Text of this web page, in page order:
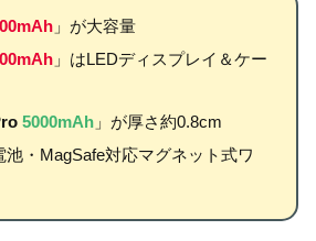
」が大容量
」はLEDディスプレイ＆ケー
5000mAh」が厚さ約0.8cm
・MagSafe対応マグネット式ワ